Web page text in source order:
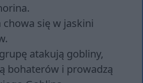
chowa się w jaskini
atakują gobliny,
bohaterów i prowadzą